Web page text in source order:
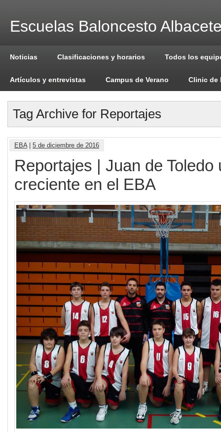
Escuelas Baloncesto
Noticias Clasificaciones y horarios Todos los
Artículos y entrevistas Campus de Verano Clinic de
Tag Archive for Reportajes
EBA| 5 de diciembre de 2016
Reportajes | Juan de Toledo
creciente en el EBA